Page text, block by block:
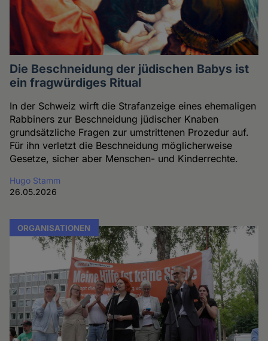
Die Beschneidung der jüdischen Babys ist
ein fragwürdiges Ritual
In der Schweiz wirft die Strafanzeige eines ehemaligen
Rabbiners zur Beschneidung jüdischer Knaben
grundsätzliche Fragen zur umstrittenen Prozedur auf.
Für ihn verletzt die Beschneidung möglicherweise
Gesetze, sicher aber Menschen- und Kinderrechte.
Hugo Stamm
26.05.2026
ORGANISATIONEN